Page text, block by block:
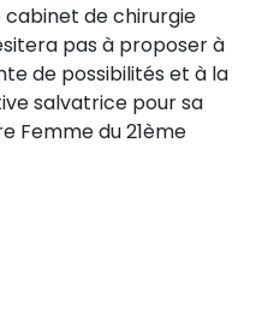
cabinet de chirurgie
pas à proposer à
de possibilités et à la
salvatrice pour sa
Femme du 21ème